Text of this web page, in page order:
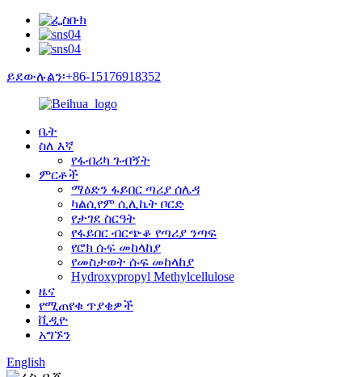
ይደውሉልን፡+86-15176918352
ቤት
ስለ እኛ
የፋብሪካ ጉብኝት
ምርቶች
ማዕድን ፋይበር ጣሪያ ሰሌዳ
ካልሲየም ሲሊኬት ቦርድ
የታገደ ስርዓት
የፋይበር ብርጭቆ የጣሪያ ንጣፍ
የሮክ ሱፍ መከላከያ
የመስታወት ሱፍ መከላከያ
Hydroxypropyl Methylcellulose
ዜና
የሚጠየቁ ጥያቄዎች
ቪዲዮ
አግኙን
English